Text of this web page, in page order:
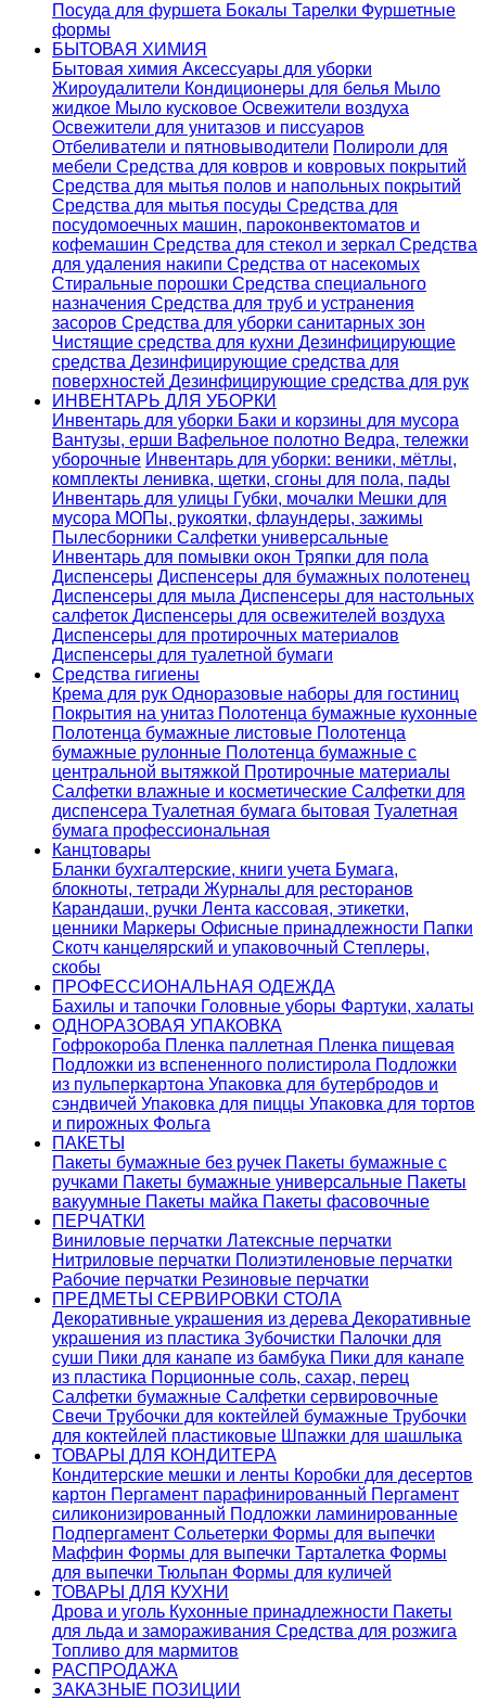
Посуда для фуршета Бокалы Тарелки Фуршетные
формы
БЫТОВАЯ ХИМИЯ
Бытовая химия Аксессуары для уборки
Жироудалители Кондиционеры для белья Мыло
жидкое Мыло кусковое Освежители воздуха
Освежители для унитазов и писсуаров
Отбеливатели и пятновыводители Полироли для
мебели Средства для ковров и ковровых покрытий
Средства для мытья полов и напольных покрытий
Средства для мытья посуды Средства для
посудомоечных машин, пароконвектоматов и
кофемашин Средства для стекол и зеркал Средства
для удаления накипи Средства от насекомых
Стиральные порошки Cредства специального
назначения Средства для труб и устранения
засоров Средства для уборки санитарных зон
Чистящие средства для кухни Дезинфицирующие
средства Дезинфицирующие средства для
поверхностей Дезинфицирующие средства для рук
ИНВЕНТАРЬ ДЛЯ УБОРКИ
Инвентарь для уборки Баки и корзины для мусора
Вантузы, ерши Вафельное полотно Ведра, тележки
уборочные Инвентарь для уборки: веники, мётлы,
комплекты ленивка, щетки, сгоны для пола, пады
Инвентарь для улицы Губки, мочалки Мешки для
мусора МОПы, рукоятки, флаундеры, зажимы
Пылесборники Салфетки универсальные
Инвентарь для помывки окон Тряпки для пола
Диспенсеры Диспенсеры для бумажных полотенец
Диспенсеры для мыла Диспенсеры для настольных
салфеток Диспенсеры для освежителей воздуха
Диспенсеры для протирочных материалов
Диспенсеры для туалетной бумаги
Средства гигиены
Крема для рук Одноразовые наборы для гостиниц
Покрытия на унитаз Полотенца бумажные кухонные
Полотенца бумажные листовые Полотенца
бумажные рулонные Полотенца бумажные с
центральной вытяжкой Протирочные материалы
Салфетки влажные и косметические Салфетки для
диспенсера Туалетная бумага бытовая Туалетная
бумага профессиональная
Канцтовары
Бланки бухгалтерские, книги учета Бумага,
блокноты, тетради Журналы для ресторанов
Карандаши, ручки Лента кассовая, этикетки,
ценники Маркеры Офисные принадлежности Папки
Скотч канцелярский и упаковочный Степлеры,
скобы
ПРОФЕССИОНАЛЬНАЯ ОДЕЖДА
Бахилы и тапочки Головные уборы Фартуки, халаты
ОДНОРАЗОВАЯ УПАКОВКА
Гофрокороба Пленка паллетная Пленка пищевая
Подложки из вспененного полистирола Подложки
из пульперкартона Упаковка для бутербродов и
сэндвичей Упаковка для пиццы Упаковка для тортов
и пирожных Фольга
ПАКЕТЫ
Пакеты бумажные без ручек Пакеты бумажные с
ручками Пакеты бумажные универсальные Пакеты
вакуумные Пакеты майка Пакеты фасовочные
ПЕРЧАТКИ
Виниловые перчатки Латексные перчатки
Нитриловые перчатки Полиэтиленовые перчатки
Рабочие перчатки Резиновые перчатки
ПРЕДМЕТЫ СЕРВИРОВКИ СТОЛА
Декоративные украшения из дерева Декоративные
украшения из пластика Зубочистки Палочки для
суши Пики для канапе из бамбука Пики для канапе
из пластика Порционные соль, сахар, перец
Салфетки бумажные Салфетки сервировочные
Свечи Трубочки для коктейлей бумажные Трубочки
для коктейлей пластиковые Шпажки для шашлыка
ТОВАРЫ ДЛЯ КОНДИТЕРА
Кондитерские мешки и ленты Коробки для десертов
картон Пергамент парафинированный Пергамент
силиконизированный Подложки ламинированные
Подпергамент Сольетерки Формы для выпечки
Маффин Формы для выпечки Тарталетка Формы
для выпечки Тюльпан Формы для куличей
ТОВАРЫ ДЛЯ КУХНИ
Дрова и уголь Кухонные принадлежности Пакеты
для льда и замораживания Средства для розжига
Топливо для мармитов
РАСПРОДАЖА
ЗАКАЗНЫЕ ПОЗИЦИИ